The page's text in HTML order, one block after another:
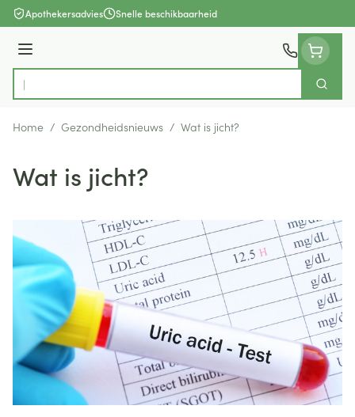
Ga naar de inhoud
Apothekersadvies Snelle beschikbaarheid
Menu
Product, merk, categorie...
Zoek
Home / Gezondheidsnieuws / Wat is jicht?
Wat is jicht?